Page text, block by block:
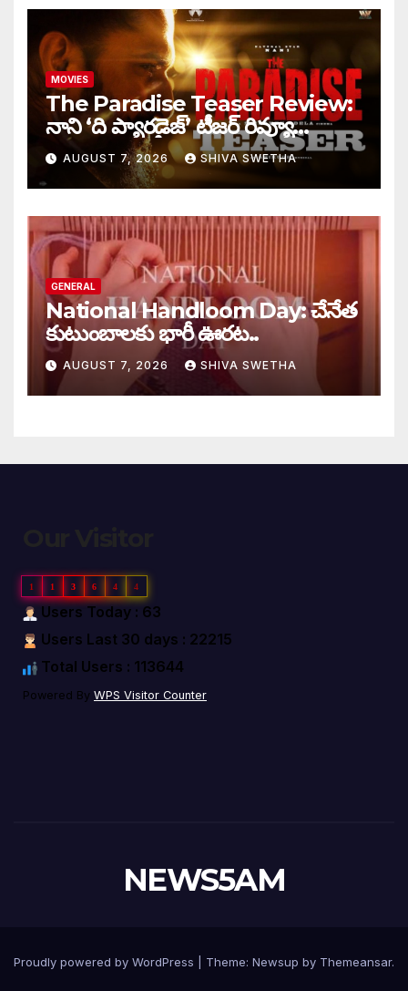
MOVIES
The Paradise Teaser Review:
నాని ‘ది ప్యారడైజ్’ టీజర్ రివ్యూ…
AUGUST 7, 2026 SHIVA SWETHA
GENERAL
National Handloom Day: చేనేత
కుటుంబాలకు భారీ ఊరట..
AUGUST 7, 2026 SHIVA SWETHA
1 1 3 6 4 4
Users Today : 63
Users Last 30 days : 22215
Total Users : 113644
Powered By WPS Visitor Counter
NEWS5AM
Proudly powered by WordPress Theme: Newsup by Themeansar.